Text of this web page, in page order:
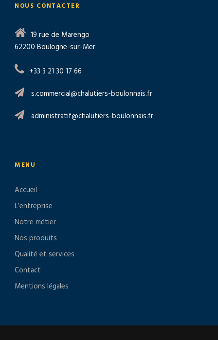
NOUS CONTACTER
19 rue de Marengo
62200 Boulogne-sur-Mer
+33 3 21 30 17 66
s.commercial@chalutiers-boulonnais.fr
administratif@chalutiers-boulonnais.fr
MENU
Accueil
L’entreprise
Notre métier
Nos produits
Qualité et services
Contact
Mentions légales